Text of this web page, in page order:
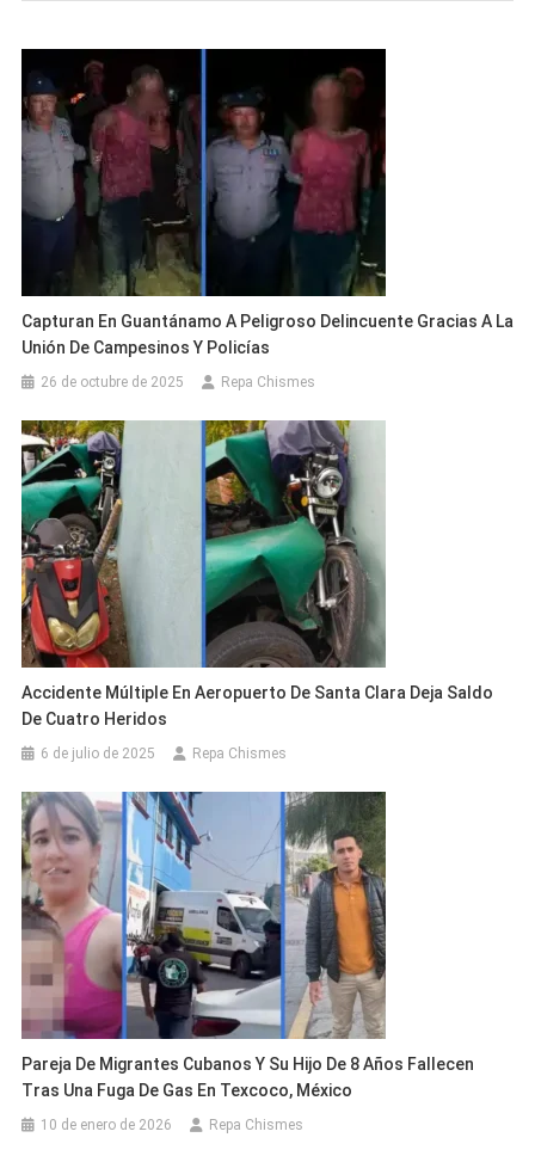
Capturan En Guantánamo A Peligroso Delincuente Gracias A La
Unión De Campesinos Y Policías
26 de octubre de 2025 Repa Chismes
Accidente Múltiple En Aeropuerto De Santa Clara Deja Saldo
De Cuatro Heridos
6 de julio de 2025 Repa Chismes
Pareja De Migrantes Cubanos Y Su Hijo De 8 Años Fallecen
Tras Una Fuga De Gas En Texcoco, México
10 de enero de 2026 Repa Chismes